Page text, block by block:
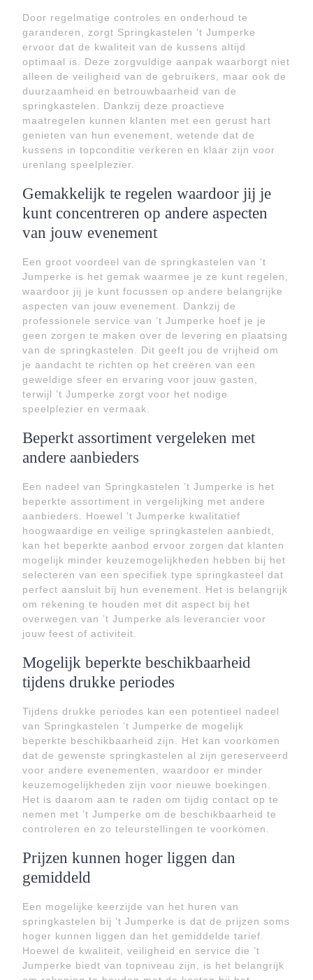
Door regelmatige controles en onderhoud te
garanderen, zorgt Springkastelen ’t Jumperke
ervoor dat de kwaliteit van de kussens altijd
optimaal is. Deze zorgvuldige aanpak waarborgt niet
alleen de veiligheid van de gebruikers, maar ook de
duurzaamheid en betrouwbaarheid van de
springkastelen. Dankzij deze proactieve
maatregelen kunnen klanten met een gerust hart
genieten van hun evenement, wetende dat de
kussens in topconditie verkeren en klaar zijn voor
urenlang speelplezier.
Gemakkelijk te regelen waardoor jij je
kunt concentreren op andere aspecten
van jouw evenement
Een groot voordeel van de springkastelen van ’t
Jumperke is het gemak waarmee je ze kunt regelen,
waardoor jij je kunt focussen op andere belangrijke
aspecten van jouw evenement. Dankzij de
professionele service van ’t Jumperke hoef je je
geen zorgen te maken over de levering en plaatsing
van de springkastelen. Dit geeft jou de vrijheid om
je aandacht te richten op het creëren van een
geweldige sfeer en ervaring voor jouw gasten,
terwijl ’t Jumperke zorgt voor het nodige
speelplezier en vermaak.
Beperkt assortiment vergeleken met
andere aanbieders
Een nadeel van Springkastelen ’t Jumperke is het
beperkte assortiment in vergelijking met andere
aanbieders. Hoewel ’t Jumperke kwalitatief
hoogwaardige en veilige springkastelen aanbiedt,
kan het beperkte aanbod ervoor zorgen dat klanten
mogelijk minder keuzemogelijkheden hebben bij het
selecteren van een specifiek type springkasteel dat
perfect aansluit bij hun evenement. Het is belangrijk
om rekening te houden met dit aspect bij het
overwegen van ’t Jumperke als leverancier voor
jouw feest of activiteit.
Mogelijk beperkte beschikbaarheid
tijdens drukke periodes
Tijdens drukke periodes kan een potentieel nadeel
van Springkastelen ’t Jumperke de mogelijk
beperkte beschikbaarheid zijn. Het kan voorkomen
dat de gewenste springkastelen al zijn gereserveerd
voor andere evenementen, waardoor er minder
keuzemogelijkheden zijn voor nieuwe boekingen.
Het is daarom aan te raden om tijdig contact op te
nemen met ’t Jumperke om de beschikbaarheid te
controleren en zo teleurstellingen te voorkomen.
Prijzen kunnen hoger liggen dan
gemiddeld
Een mogelijke keerzijde van het huren van
springkastelen bij ’t Jumperke is dat de prijzen soms
hoger kunnen liggen dan het gemiddelde tarief.
Hoewel de kwaliteit, veiligheid en service die ’t
Jumperke biedt van topniveau zijn, is het belangrijk